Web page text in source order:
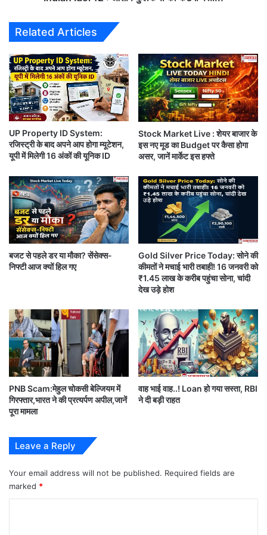
नजर आ रहा है।
प्यारभरी शायरी : खामोशियों से मिल रहे है खामोशियों के जवाब, अब कैसे कहे की
अन्य व्यापार की ख़बरें (Business News)
प्रधानमंत्री मोदी के नए कैबिनेट की पहली बैठक में किसानों और हेल्थ पर बड़े
फैसले है।
1 लाख करोड़ रुपए के एग्री इंफ्रा फंड को मंजूरी मिली है।
कोरोना से निपटने के लिए 23 हजार करोड़ के इमरजेंसी हेल्थ पैकेज पर भी मुहर
लगी।
आज एग्री, हेल्थ और फार्मा से जुड़े शेयरों बढ़ एक्शन सकता है।
LIC में होने वाला है बड़ा बदलाव, नहीं होगा Chairman पद
आपको यह खबर कैसी लगी?
अगर आपको यह जानकारी पसंद आई है, तो इसे
अपने WhatsApp दोस्तों के साथ जरूर शेयर
करें।
ऐसी ही और ताज़ा खबरों के लिए 'समयधारा'
(Samaydhara) से जुड़े रहें।
a
m
a
n
प
द
2
शी
ष
कु
ल
क
र्णी
का
क
टे
प
त्ता
.
.
!
Related Articles
UP Property ID System:
रजिस्ट्री के बाद अपने आप होगा म्यूटेशन,
यूपी में मिलेगी 16 अंकों की यूनिक ID
Stock Market Live : शेयर बाजार के
इस नए मूड का Budget पर कैसा होगा
असर, जानें मार्केट इस हफ्ते
बजट से पहले डर या मौका? सेंसेक्स-
निफ्टी आज क्यों हिल गए
Gold Silver Price Today: सोने की
कीमतों ने मचाई भारी तबाही! 16 जनवरी को
₹1.45 लाख के करीब पहुंचा सोना, चांदी
देख उड़े होश
PNB Scam:मेहुल चोकसी बेल्जियम में
गिरफ्तार,भारत ने की प्रत्यर्पण अपील,जानें
पूरा मामला
वाह भाई वाह..! Loan हो गया सस्ता, RBI
ने दी बड़ी राहत
Leave a Reply
Your email address will not be published. Required fields are
marked *